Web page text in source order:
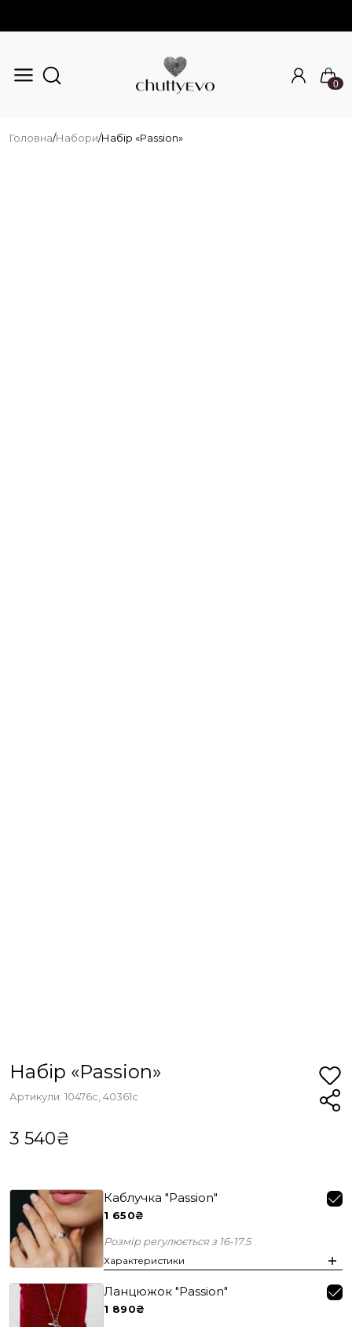
0
Головна/Набори/Набір «Passion»
Набір «Passion»
Артикули: 10476с, 40361с
3 540₴
Каблучка "Passion"
1 650₴
Розмір регулюється з 16-17.5
Характеристики
Ланцюжок "Passion"
1 890₴